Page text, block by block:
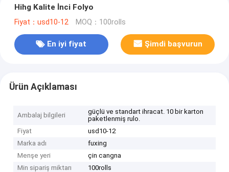
Hihg Kalite İnci Folyo
Fiyat：usd10-12 MOQ：100rolls
En iyi fiyat Şimdi başvurun
Ürün Açıklaması
Ambalaj bilgileri
güçlü ve standart ihracat. 10 bir karton
paketlenmiş rulo.
Fiyat
usd10-12
Marka adı
fuxing
Menşe yeri
çin cangna
Min sipariş miktarı
100rolls